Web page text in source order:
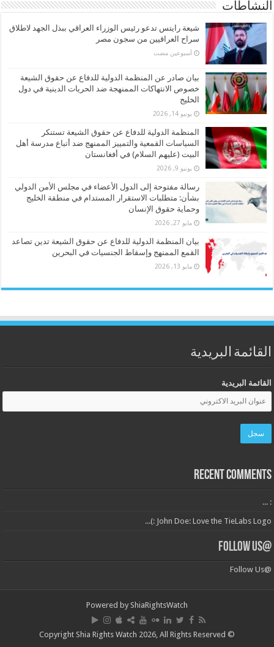
النشاطات
شيعة رايتس تدعو رئيس الوزراء العراقي ببذل الجهد لاطلاق
سراح العراقيين من سجون مصر
‏أسبوعين مضت
بيان صادر عن المنظمة الدولية للدفاع عن حقوق الشيعة
خصوص الانتهاكات الممنهجة ضد الحريات الدينية في دول
الخليج
يونيو 14, 2026
المنظمة الدولية للدفاع عن حقوق الشيعة تستنكر
السياسات القمعية والتمييز الممنهج ضد أتباع مدرسة أهل
البيت (عليهم السلام) في أفغانستان
يونيو 9, 2026
رسالة مفتوحة إلى الدول الأعضاء في مجلس الأمن الدولي
بشأن: متطلبات الاستقرار المستدام في منطقة الخليج
وحماية حقوق الإنسان
مايو 27, 2026
بيان المنظمة الدولية للدفاع عن حقوق الشيعة تدين تصاعد
القمع الممنهج وإسقاط الجنسيات في البحرين
مايو 13, 2026
القائمة البريدية
القائمة البريدية
Recent Comments
: ...
John Doe: Love the TieLabs Logo :)...
@Follow Us
@Follow Us
Powered by ShiaRightsWatch
© Copyright Shia Rights Watch 2026, All Rights Reserved